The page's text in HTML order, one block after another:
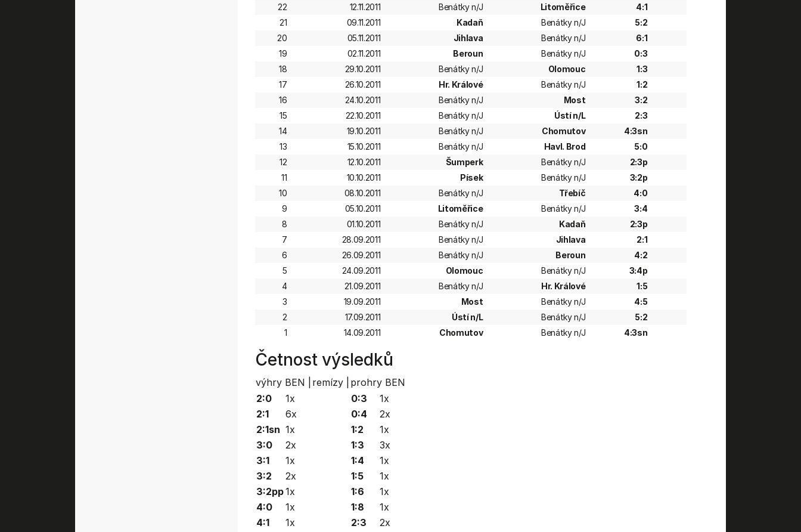
22
12.11.2011 Benátky n/J Litoměřice
4:1
21
09.11.2011 Kadaň Benátky n/J
5:2
20
05.11.2011 Jihlava Benátky n/J
6:1
19
02.11.2011 Beroun Benátky n/J
0:3
18
29.10.2011 Benátky n/J Olomouc
1:3
17
26.10.2011 Hr. Králové Benátky n/J
1:2
16
24.10.2011 Benátky n/J Most
3:2
15
22.10.2011 Benátky n/J Ústí n/L
2:3
14
19.10.2011 Benátky n/J Chomutov
4:3sn
13
15.10.2011 Benátky n/J Havl. Brod
5:0
12
12.10.2011 Šumperk Benátky n/J
2:3p
11
10.10.2011 Písek Benátky n/J
3:2p
10
08.10.2011 Benátky n/J Třebíč
4:0
9
05.10.2011 Litoměřice Benátky n/J
3:4
8
01.10.2011 Benátky n/J Kadaň
2:3p
7
28.09.2011 Benátky n/J Jihlava
2:1
6
26.09.2011 Benátky n/J Beroun
4:2
5
24.09.2011 Olomouc Benátky n/J
3:4p
4
21.09.2011 Benátky n/J Hr. Králové
1:5
3
19.09.2011 Most Benátky n/J
4:5
2
17.09.2011 Ústí n/L Benátky n/J
5:2
1
14.09.2011 Chomutov Benátky n/J 4:3sn
Četnost výsledků
výhry BEN | remízy |
prohry BEN
2:0
1x
2:1
6x
2:1sn 1x
3:0
2x
3:1
1x
3:2
2x
3:2pp1x
4:0
1x
4:1
1x
0:3
1x
0:4
2x
1:2
1x
1:3
3x
1:4
1x
1:5
1x
1:6
1x
1:8
1x
2:3
2x